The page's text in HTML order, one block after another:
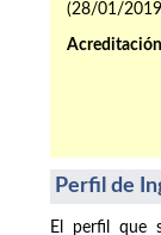
(28/01/
Perfil de
El perfil que